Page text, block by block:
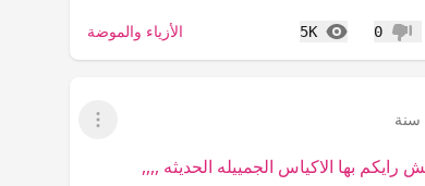
عدم إعجاب
0
5K
المشاهدات الأزياء والموضة
عرض القائمة
بها الاكياس الجمييله الحديثه ,,,,